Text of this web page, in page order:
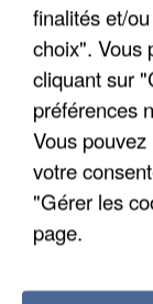
finalités et/
choix". Vous
cliquant sur
préférences
Vous
votre
"Gérer les
page.